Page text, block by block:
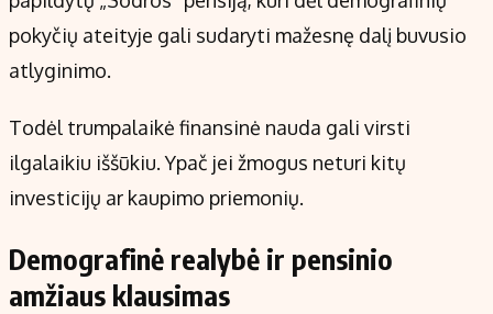
pokyčių ateityje gali sudaryti mažesnę dalį buvusio
atlyginimo.
Todėl trumpalaikė finansinė nauda gali virsti
ilgalaikiu iššūkiu. Ypač jei žmogus neturi kitų
investicijų ar kaupimo priemonių.
Demografinė realybė ir pensinio
amžiaus klausimas